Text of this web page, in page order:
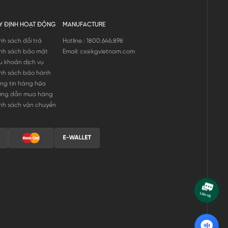
ĐỊNH HOẠT ĐỘNG
sách đổi trả
sách bảo mật
khoản dịch vụ
sách bảo hành
tin hàng hóa
dẫn mua hàng
sách vận chuyển
MANUFACTURE
Hotline : 1800.646.898
Email: cs@kgvietnam.com